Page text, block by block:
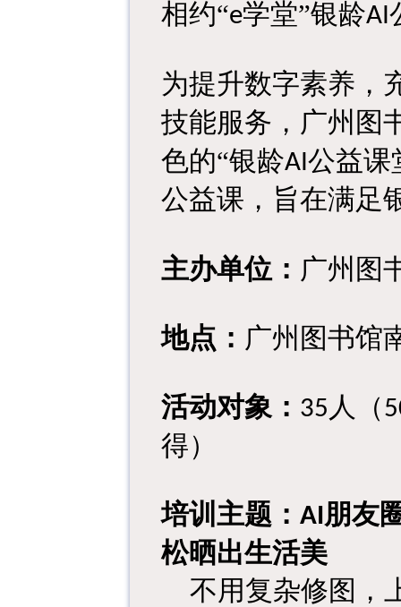
相约“e学堂”银龄AI
为提升数字素养，
技能服务，广州图
色的“银龄AI公益课
公益课 ，旨在满足
主办单位 ： 广州图
地点 ： 广州图书馆
活动对象 ： 35 人 （
得）
培训主题： AI朋友
松晒出生活美
不用复杂修图，